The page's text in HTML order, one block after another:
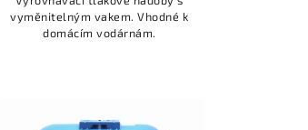
vyměnitelným vakem. Vhodné k
domácím vodárnám.